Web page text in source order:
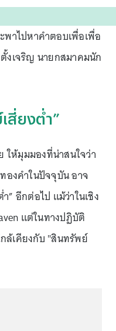
พาไปหาคำตอบเพื่อเพื่อ
งเจริญ นายกสมาคมนัก
สี่ยงต่ำ”
ให้มุมมองที่น่าสนใจว่า
องคำในปัจจุบัน อาจ
” อีกต่อไป แม้ว่าในเชิง
แต่ในทางปฏิบัติ
ล้เคียงกับ "สินทรัพย์